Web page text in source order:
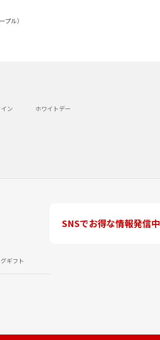
ル）
ン ホワイトデー
ギフト
SNSでお得な情報発信中